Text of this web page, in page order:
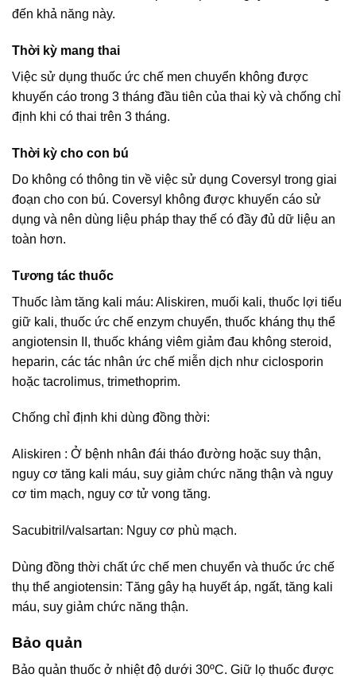
đến khả năng này.
Thời kỳ mang thai
Việc sử dụng thuốc ức chế men chuyển không được
khuyến cáo trong 3 tháng đầu tiên của thai kỳ và chống chỉ
định khi có thai trên 3 tháng.
Thời kỳ cho con bú
Do không có thông tin về việc sử dụng Coversyl trong giai
đoạn cho con bú. Coversyl không được khuyến cáo sử
dụng và nên dùng liệu pháp thay thế có đầy đủ dữ liệu an
toàn hơn.
Tương tác thuốc
Thuốc làm tăng kali máu: Aliskiren, muối kali, thuốc lợi tiểu
giữ kali, thuốc ức chế enzym chuyển, thuốc kháng thụ thể
angiotensin II, thuốc kháng viêm giảm đau không steroid,
heparin, các tác nhân ức chế miễn dịch như ciclosporin
hoặc tacrolimus, trimethoprim.
Chống chỉ định khi dùng đồng thời:
Aliskiren : Ở bệnh nhân đái tháo đường hoặc suy thận,
nguy cơ tăng kali máu, suy giảm chức năng thận và nguy
cơ tim mạch, nguy cơ tử vong tăng.
Sacubitril/valsartan: Nguy cơ phù mạch.
Dùng đồng thời chất ức chế men chuyển và thuốc ức chế
thụ thể angiotensin: Tăng gây hạ huyết áp, ngất, tăng kali
máu, suy giảm chức năng thận.
Bảo quản
Bảo quản thuốc ở nhiệt độ dưới 30ºC. Giữ lọ thuốc được